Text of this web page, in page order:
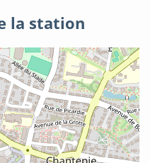
la station